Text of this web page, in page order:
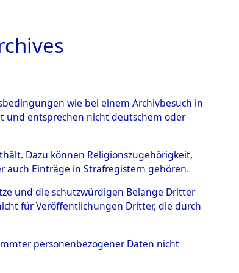
Dora und
wie bei einem Archivbesuch in
und entsprechen nicht deutschem oder
Dazu können Religionszugehörigkeit,
auch Einträge in Strafregistern gehören.
und die schutzwürdigen Belange Dritter
für Veröffentlichungen Dritter, die durch
personenbezogener Daten nicht